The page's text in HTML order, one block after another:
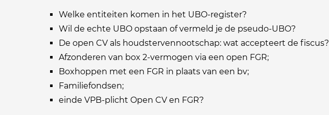
Welke entiteiten komen in het UBO-register?
Wil de echte UBO opstaan of vermeld je de pseudo-UBO?
De open CV als houdstervennootschap: wat accepteert de fiscus?
Afzonderen van box 2-vermogen via een open FGR;
Boxhoppen met een FGR in plaats van een bv;
Familiefondsen;
einde VPB-plicht Open CV en FGR?